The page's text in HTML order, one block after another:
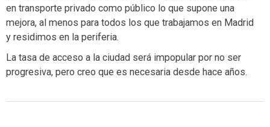
en transporte privado como público lo que supone una
mejora, al menos para todos los que trabajamos en Madrid
y residimos en la periferia.
La tasa de acceso a la ciudad será impopular por no ser
progresiva, pero creo que es necesaria desde hace años.